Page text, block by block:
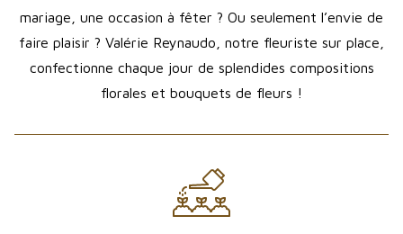
mariage, une occasion à fêter ? Ou seulement l’envie de
faire plaisir ? Valérie Reynaudo, notre fleuriste sur place,
confectionne chaque jour de splendides compositions
florales et bouquets de fleurs !